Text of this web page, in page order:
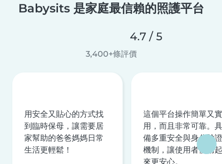
Babysits 是家庭最信賴的照護平台
4.7 / 5
3,400+條評價
用安全又貼心的方式找
到臨時保母，讓需要居
家幫助的爸爸媽媽日常
生活更輕鬆！
這個平台操作簡單又實
用，而且非常可靠。具
備多重安全與身分驗證
機制，讓使用者使用起
來更安心。